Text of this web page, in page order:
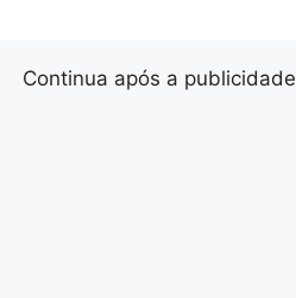
Continua após a publicidade